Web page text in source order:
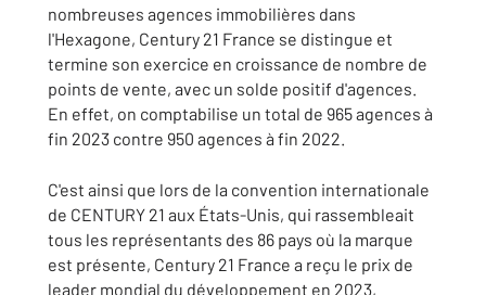
nombreuses agences immobilières dans
l'Hexagone, Century 21 France se distingue et
termine son exercice en croissance de nombre de
points de vente, avec un solde positif d'agences.
En effet, on comptabilise un total de 965 agences à
fin 2023 contre 950 agences à fin 2022.
C'est ainsi que lors de la convention internationale
de CENTURY 21 aux États-Unis, qui rassembleait
tous les représentants des 86 pays où la marque
est présente, Century 21 France a reçu le prix de
leader mondial du développement en 2023,